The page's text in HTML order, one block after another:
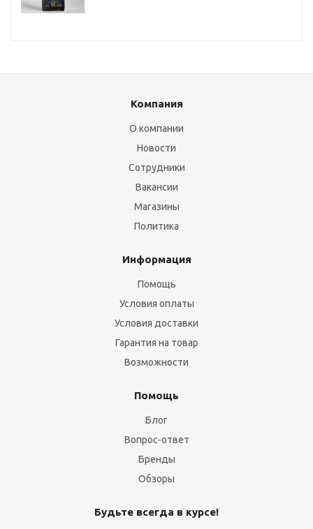
Компания
О компании
Новости
Сотрудники
Вакансии
Магазины
Политика
Информация
Помощь
Условия оплаты
Условия доставки
Гарантия на товар
Возможности
Помощь
Блог
Вопрос-ответ
Бренды
Обзоры
Будьте всегда в курсе!